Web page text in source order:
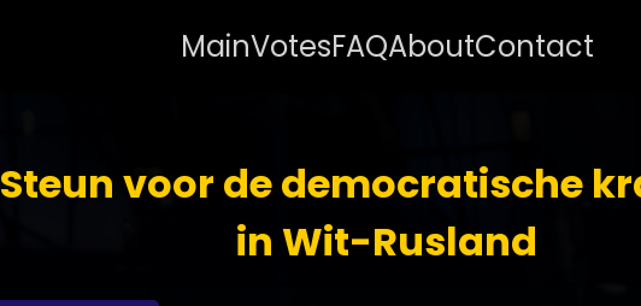
MainVotesFAQAboutContact
Steun voor de democratische
in Wit-Rusland